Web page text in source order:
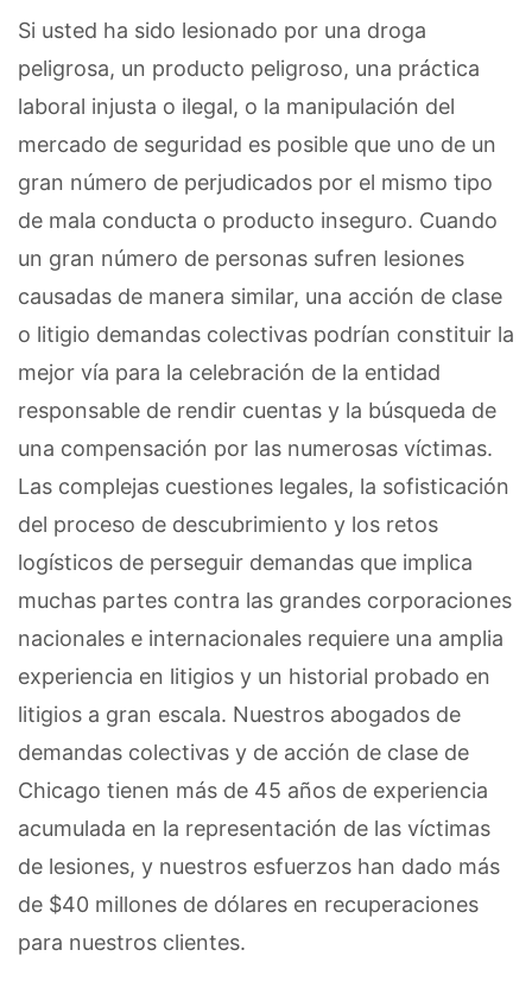
Si usted ha sido lesionado por una droga
peligrosa, un producto peligroso, una práctica
laboral injusta o ilegal, o la manipulación del
mercado de seguridad es posible que uno de un
gran número de perjudicados por el mismo tipo
de mala conducta o producto inseguro. Cuando
un gran número de personas sufren lesiones
causadas de manera similar, una acción de clase
o litigio demandas colectivas podrían constituir la
mejor vía para la celebración de la entidad
responsable de rendir cuentas y la búsqueda de
una compensación por las numerosas víctimas.
Las complejas cuestiones legales, la sofisticación
del proceso de descubrimiento y los retos
logísticos de perseguir demandas que implica
muchas partes contra las grandes corporaciones
nacionales e internacionales requiere una amplia
experiencia en litigios y un historial probado en
litigios a gran escala. Nuestros abogados de
demandas colectivas y de acción de clase de
Chicago tienen más de 45 años de experiencia
acumulada en la representación de las víctimas
de lesiones, y nuestros esfuerzos han dado más
de $40 millones de dólares en recuperaciones
para nuestros clientes.